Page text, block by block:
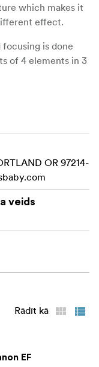
which makes it
effect.
is done
of 4 elements in 3
for macro
OR 97214-
veids
Rādīt kā
EF